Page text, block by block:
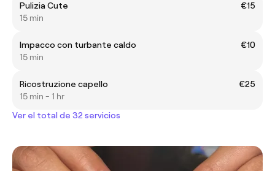
Pulizia Cute
€15
15 min
Impacco con turbante caldo
€10
15 min
Ricostruzione capello
€25
15 min - 1 hr
Ver el total de 32 servicios